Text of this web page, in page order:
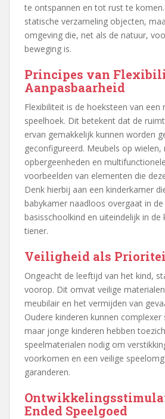
te ontspannen en tot rust te
statische verzameling objecten,
omgeving die, net als de natuur,
beweging is.
Principes van
Aanpasbaarheid
Flexibiliteit is de hoeksteen van een
speelhoek. Dit betekent dat de
ervan gemakkelijk kunnen worden
geconfigureerd. Meubels op wielen,
opbergeenheden en
voorbeelden van elementen die
Denk hierbij aan een kinderkamer
babykamer naadloos overgaat in
basisschoolkind en uiteindelijk in de
tiener.
Veiligheid als
Ongeacht de leeftijd van het kind,
voorop. Dit omvat veilige
meubilair en het vermijden van
Oudere kinderen kunnen complexer
maar jonge kinderen hebben
speelmaterialen nodig om
voorkomen en een veilige
garanderen.
Ended Speelgoed